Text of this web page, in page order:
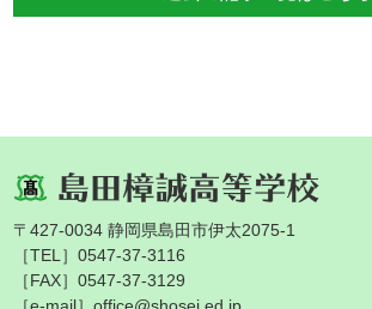
〒427-0034 静岡県島田市伊太2075-1
［TEL］0547-37-3116
［FAX］0547-37-3129